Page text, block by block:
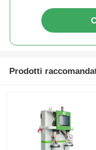
Prodotti